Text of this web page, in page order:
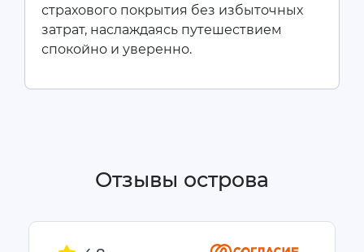
страхового покрытия без избыточных
затрат, наслаждаясь путешествием
спокойно и уверенно.
Отзывы острова